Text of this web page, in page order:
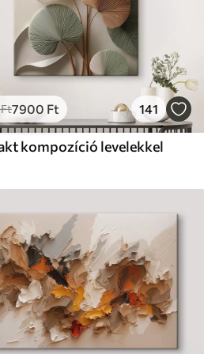
Ft7900 Ft 141
kompozíció levelekkel